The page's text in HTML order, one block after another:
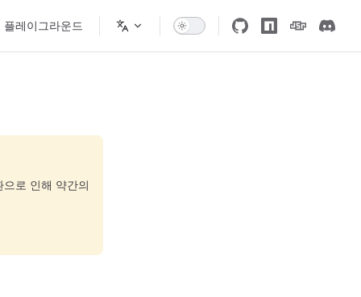
플레이그라운드
로 인해 약간의